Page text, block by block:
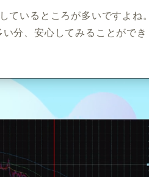
ているところが多いですよね。
分、安心してみることができ